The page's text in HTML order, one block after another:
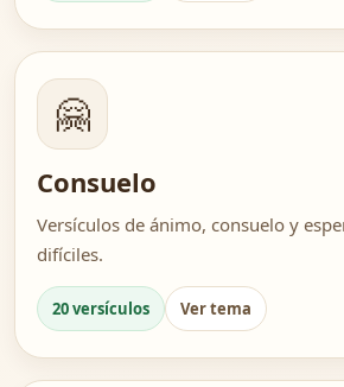
🤗
Consuelo
Versículos de ánimo, consuelo y
difíciles.
20 versículos Ver tema